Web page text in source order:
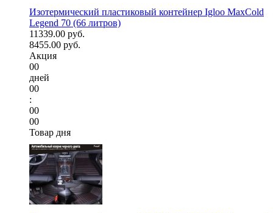
Изотермический пластиковый контейнер Igloo MaxCold
Legend 70 (66 литров)
11339.00 руб.
8455.00 руб.
Акция
00
дней
00
:
00
00
Товар дня